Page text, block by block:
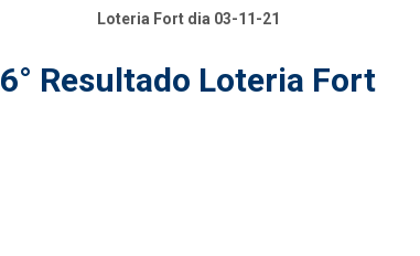
Loteria Fort dia 03-11-21
6° Resultado Loteria Fort